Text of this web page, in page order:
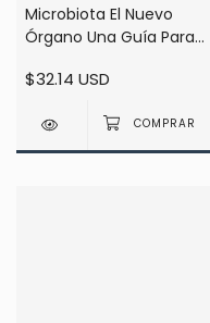
Microbiota El Nuevo
Órgano Una Guía Para
$32.14 USD